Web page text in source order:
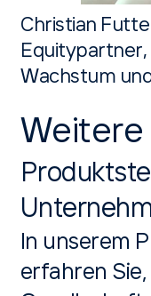
Christian
Equitypartner,
Wachstum
In unserem
erfahren Sie,